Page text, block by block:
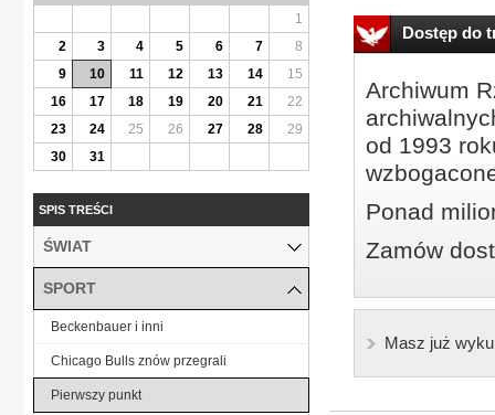
Dostęp do
Archiwum
od 1993
Ponad
Zamów
Masz już
1
2
3 4 5 6 7
8
9
10 11 12 13 14
15
16
17 18 19 20 21
22
23
24 25 26 27 28
29
30
31
SPIS TREŚCI
ŚWIAT
SPORT
Beckenbauer i inni
Chicago Bulls znów przegrali
Pierwszy punkt